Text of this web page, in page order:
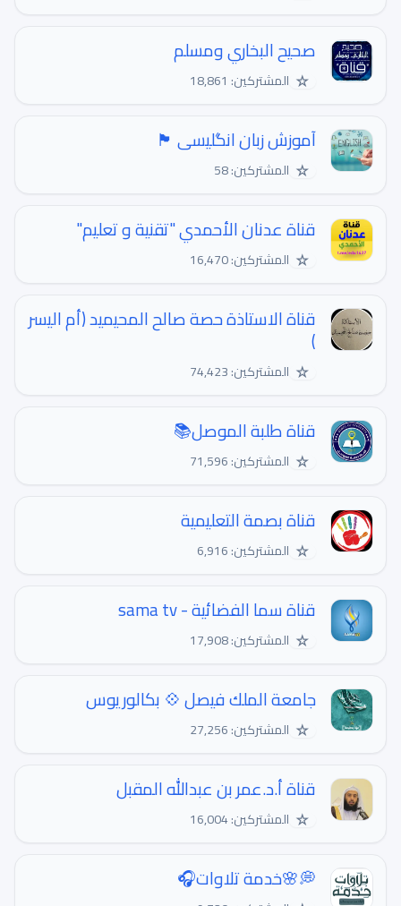
صحيح البخاري ومسلم
☆ المشتركين: 18,861
آموزش زبان انگلیسی 🏴
☆ المشتركين: 58
قناة عدنان الأحمدي "تقنية و تعليم"
☆ المشتركين: 16,470
قناة الاستاذة حصة صالح المحيميد (أم اليسر
)
☆ المشتركين: 74,423
قناة طلبة الموصل📚
☆ المشتركين: 71,596
قناة بصمة التعليمية
☆ المشتركين: 6,916
قناة سما الفضائية - sama tv
☆ المشتركين: 17,908
جامعة الملك فيصل 💠 بكالوريوس
☆ المشتركين: 27,256
قناة أ.د.عمر بن عبدالله المقبل
☆ المشتركين: 16,004
💭🌸خدمة تلاوات🎧